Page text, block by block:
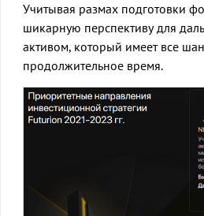
Учитывая размах подготовки
шикарную перспективу для
активом, который имеет все
продолжительное время.